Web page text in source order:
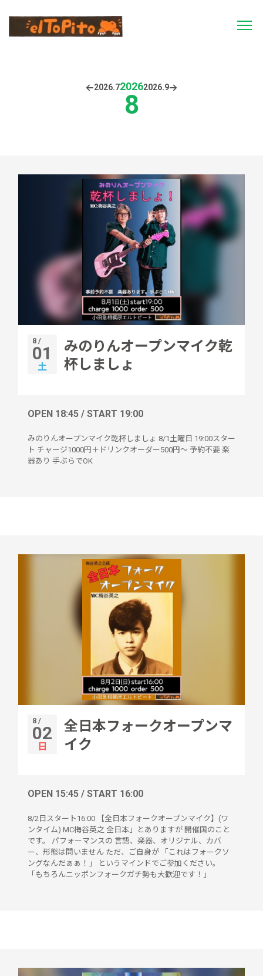
2026.72026
8
2026.9
8 /
01
土
みのりんオープンマイク乾
杯しましょ
OPEN 18:45 / START 19:00
みのりんオープンマイク乾杯しましょ 8/1土曜日 19:00スター
ト チャージ1000円＋ドリンクオーダー500円～ 予約不要 楽
器あり 手ぶらでOK
8 /
02
日
全日本フォークオープンマ
イク
OPEN 15:45 / START 16:00
8/2日スタート16:00 【全日本フォークオープンマイク】(ワ
ンタイム) MC梅谷英之 全日本」とありますが 開催国のこと
です。 パフォーマンスの 言語、楽器、オリジナル、カバ
ー、形態は問いません ただ、ご自身が 「これはフォークソ
ングなんだぁぁ！」 というマインドでご参加ください。
「もちろんニッポンフォークガチ勢も大歓迎です！」